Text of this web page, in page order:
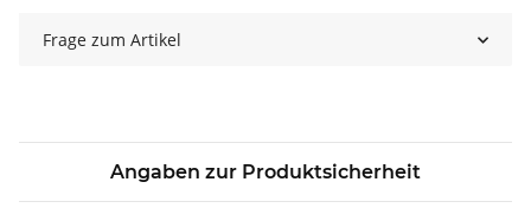
Frage zum Artikel
Angaben zur Produktsicherheit